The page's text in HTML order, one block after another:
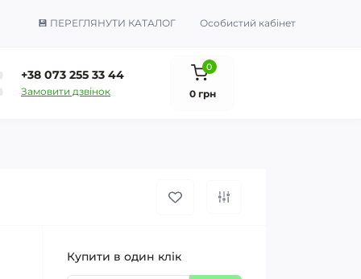
💾 ПЕРЕГЛЯНУТИ КАТАЛОГ Особистий кабінет
+38 073 255 33 44
Замовити дзвінок
0
0 грн
Купити в один клік